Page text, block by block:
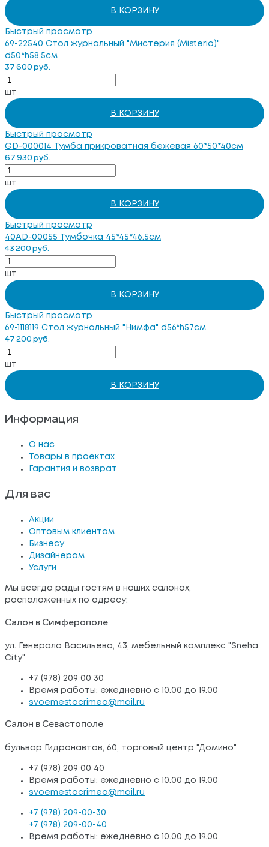
В КОРЗИНУ
Быстрый просмотр
69-22540 Стол журнальный "Мистерия (Misterio)"
d50*h58,5см
37 600 руб.
шт
В КОРЗИНУ
Быстрый просмотр
GD-000014 Тумба прикроватная бежевая 60*50*40см
67 930 руб.
шт
В КОРЗИНУ
Быстрый просмотр
40AD-00055 Тумбочка 45*45*46.5см
43 200 руб.
шт
В КОРЗИНУ
Быстрый просмотр
69-1118119 Стол журнальный "Нимфа" d56*h57см
47 200 руб.
шт
В КОРЗИНУ
Информация
О нас
Товары в проектах
Гарантия и возврат
Для вас
Акции
Оптовым клиентам
Бизнесу
Дизайнерам
Услуги
Мы всегда рады гостям в наших салонах,
расположенных по адресу:
Салон в Симферополе
ул. Генерала Васильева, 43, мебельный комплекс "Sneha
City"
+7 (978) 209 00 30
Время работы: ежедневно с 10.00 до 19.00
svoemestocrimea@mail.ru
Салон в Севастополе
бульвар Гидронавтов, 60, торговый центр "Домино"
+7 (978) 209 00 40
Время работы: ежедневно с 10.00 до 19.00
svoemestocrimea@mail.ru
+7 (978) 209-00-30
+7 (978) 209-00-40
Время работы: ежедневно с 10.00 до 19.00